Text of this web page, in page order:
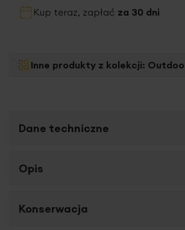
Kup teraz, zapłać za 30 dni
Inne produkty z kolekcji:
Dane techniczne
Więcej
SKU
Opis
Szukasz dekoracyjnych poszewek do
Konserwacja